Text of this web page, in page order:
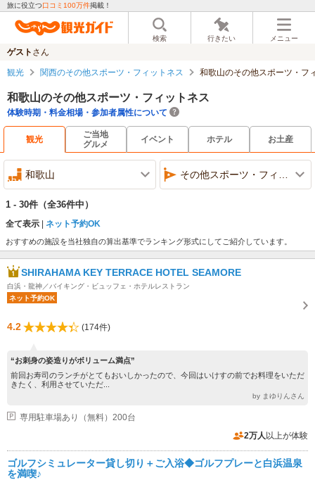
旅に役立つ口コミ100万件掲載！
検索 行きたい メニュー
ゲスト さん
観光 関西のその他スポーツ・フィットネス 和歌山のその他スポーツ・フ
和歌山のその他スポーツ・フィットネス
体験時期・料金相場・参加者属性について
観光
ご当地
グルメ
イベント ホテル お土産
和歌山 その他スポーツ・フィットネス
1 - 30件 （全36件中）
全て表示 ネット予約OK
おすすめの施設を当社独自の算出基準でランキング形式にしてご紹介しています。
SHIRAHAMA KEY TERRACE HOTEL SEAMORE
白浜・龍神／バイキング・ビュッフェ・ホテルレストラン
ネット予約OK
4.2 (174件)
“お刺身の姿造りがボリューム満点”
前回お寿司のランチがとてもおいしかったので、今回はいけすの前でお料理をいただ
きたく、利用させていただ...
by まゆりんさん
専用駐車場あり（無料）200台
2万人 以上が体験
ゴルフシミュレーター貸し切り＋ご入浴◆ゴルフプレーと白浜温泉
を満喫♪